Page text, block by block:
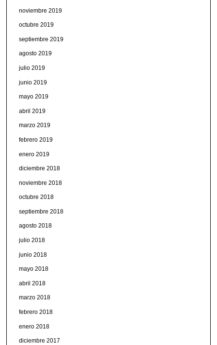
noviembre 2019
octubre 2019
septiembre 2019
agosto 2019
julio 2019
junio 2019
mayo 2019
abril 2019
marzo 2019
febrero 2019
enero 2019
diciembre 2018
noviembre 2018
octubre 2018
septiembre 2018
agosto 2018
julio 2018
junio 2018
mayo 2018
abril 2018
marzo 2018
febrero 2018
enero 2018
diciembre 2017